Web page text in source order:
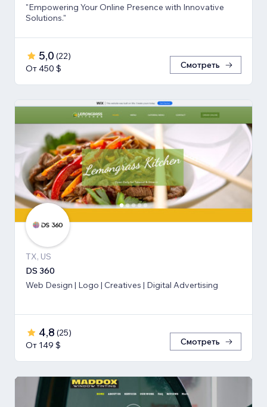
"Empowering Your Online Presence with Innovative
Solutions."
5,0 (22)
От 450 $
Смотреть
TX, US
DS 360
Web Design | Logo | Creatives | Digital Advertising
4,8 (25)
От 149 $
Смотреть